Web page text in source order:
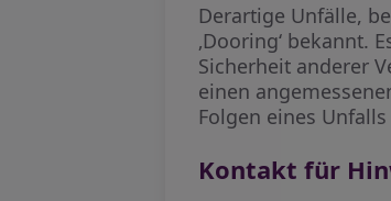
Derartige Unfälle,
‚Dooring‘ bekannt.
Sicherheit anderer
einen
Folgen eines
Kontakt für